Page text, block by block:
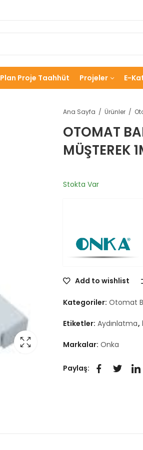
Plan Proje Taahhüt Projeler E-
Ana Sayfa Ürünler
OTOMAT
MÜŞTEREK
Stokta Var
Add to wishlist
Kategoriler: Otomat
Etiketler: Aydınlatma,
Markalar: Onka
Paylaş: